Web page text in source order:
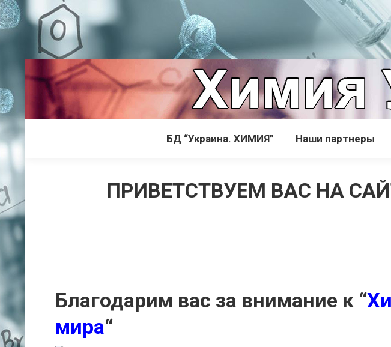
БД “Украина. ХИМИЯ” Наши партнеры
ПРИВЕТСТВУЕМ ВАС НА
Благодарим вас за внимание к “
мира“